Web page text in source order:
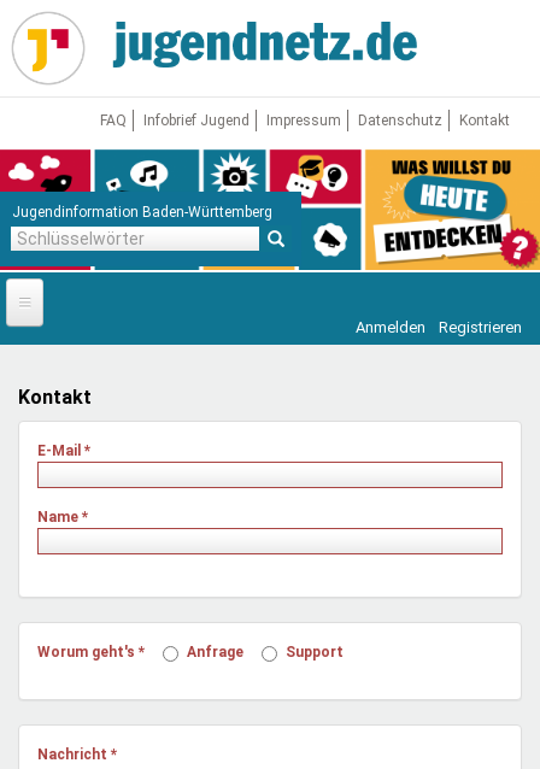
Direkt
zum
Inhalt
FAQ Infobrief Jugend Impressum Datenschutz Kontakt
Jugendinformation Baden-Württemberg
Startseite
News
Jugendnetz
Freizeit & Reisen
Mentoren & Projekte
Demokratie & Beteiligung
Vor Ort
Anmelden Registrieren
Kontakt
E-Mail *
Name *
Worum geht's * Anfrage Support
Nachricht *